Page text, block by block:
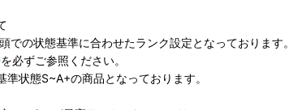
での状態基準に合わせたランク設定となっております。
を必ずご参照ください。
状態S~A+の商品となっております。